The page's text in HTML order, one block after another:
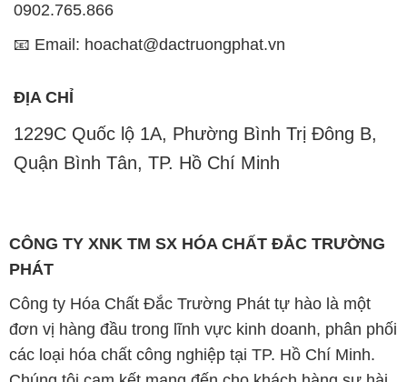
0902.765.866
📧 Email: hoachat@dactruongphat.vn
ĐỊA CHỈ
1229C Quốc lộ 1A, Phường Bình Trị Đông B,
Quận Bình Tân, TP. Hồ Chí Minh
CÔNG TY XNK TM SX HÓA CHẤT ĐẮC TRƯỜNG
PHÁT
Công ty Hóa Chất Đắc Trường Phát tự hào là một
đơn vị hàng đầu trong lĩnh vực kinh doanh, phân phối
các loại hóa chất công nghiệp tại TP. Hồ Chí Minh.